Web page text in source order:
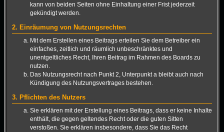
kann von beiden Seiten ohne Einhaltung einer Frist jederzeit
gekündigt werden.
2. Einräumung von Nutzungsrechten
Mit dem Erstellen eines Beitrags erteilen Sie dem Betreiber ein
einfaches, zeitlich und räumlich unbeschränktes und
unentgeltliches Recht, Ihren Beitrag im Rahmen des Boards zu
nutzen.
Das Nutzungsrecht nach Punkt 2, Unterpunkt a bleibt auch nach
Kündigung des Nutzungsvertrages bestehen.
3. Pflichten des Nutzers
Sie erklären mit der Erstellung eines Beitrags, dass er keine Inhalte
enthält, die gegen geltendes Recht oder die guten Sitten
verstoßen. Sie erklären insbesondere, dass Sie das Recht